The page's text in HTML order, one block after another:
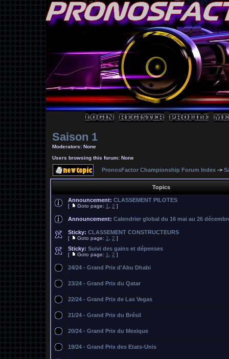
Saison 1
Moderators: None
Users browsing this forum: None
PronosFactor Championship Forum Index ->
Topics
Announcement: CLASSEMENT PILOTES
[ Goto page: 1 2 ]
Announcement: Calendrier global du 16 mai au 26
Sticky: CLASSEMENT CONSTRUCTEURS
[ Goto page: 1 2 ]
Sticky: Suivi des gains et dépenses
[ Goto page: 1 2 ]
24/24 - Grand Prix d'Abu Dhabi
23/24 - Grand Prix du Qatar
22/24 - Grand Prix de Las Vegas
21/24 - Grand Prix du Brésil
20/24 - Grand Prix du Mexique
19/24 - Grand Prix des Etats-Unis